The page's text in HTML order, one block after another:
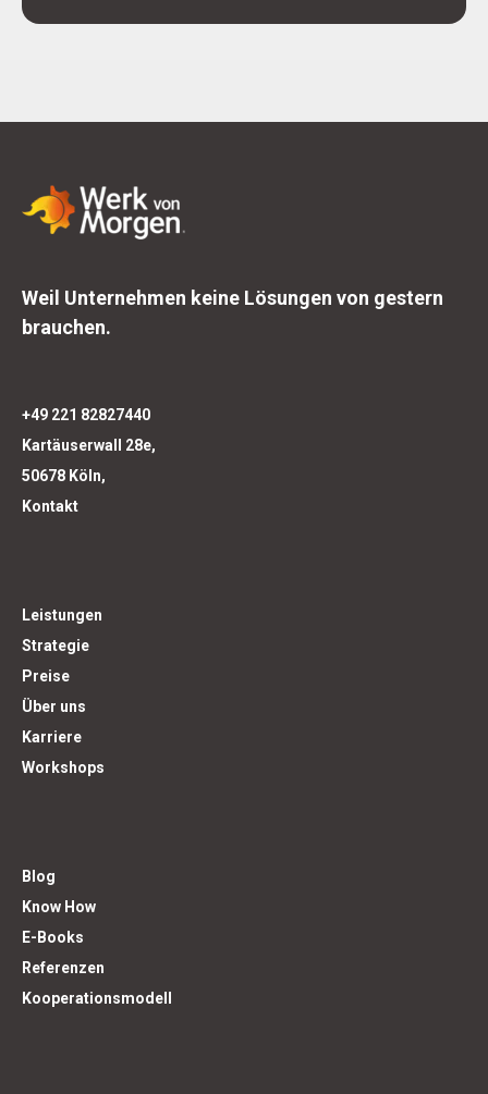
Weil Unternehmen keine Lösungen von gestern
brauchen.
+49 221 82827440
Kartäuserwall 28e,
50678 Köln,
Kontakt
Leistungen
Strategie
Preise
Über uns
Karriere
Workshops
Blog
Know How
E-Books
Referenzen
Kooperationsmodell